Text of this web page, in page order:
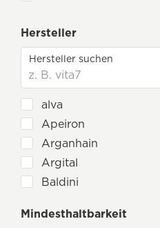
Dekorative Kosmetik
Men Care
Mund- & Zahnpflege
Nutricosmetics
Parfüm & Düfte
Seife
Sonnenpflege
Hersteller
alva
Apeiron
Arganhain
Argital
Baldini
benecos
Mindesthaltbarkeit